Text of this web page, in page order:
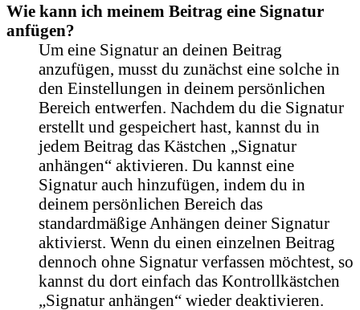
Wie kann ich meinem Beitrag eine Signatur
anfügen?
Um eine Signatur an deinen Beitrag
anzufügen, musst du zunächst eine solche in
den Einstellungen in deinem persönlichen
Bereich entwerfen. Nachdem du die Signatur
erstellt und gespeichert hast, kannst du in
jedem Beitrag das Kästchen „Signatur
anhängen“ aktivieren. Du kannst eine
Signatur auch hinzufügen, indem du in
deinem persönlichen Bereich das
standardmäßige Anhängen deiner Signatur
aktivierst. Wenn du einen einzelnen Beitrag
dennoch ohne Signatur verfassen möchtest, so
kannst du dort einfach das Kontrollkästchen
„Signatur anhängen“ wieder deaktivieren.